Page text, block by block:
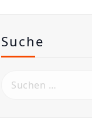
Suche